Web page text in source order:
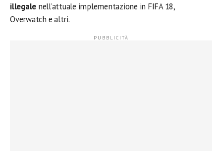
illegale nell’attuale implementazione in FIFA 18,
Overwatch e altri.